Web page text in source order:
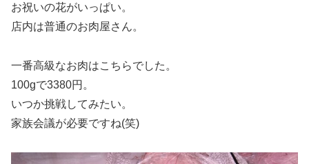
お祝いの花がいっぱい。
店内は普通のお肉屋さん。
一番高級なお肉はこちらでした。
100gで3380円。
いつか挑戦してみたい。
家族会議が必要ですね(笑)